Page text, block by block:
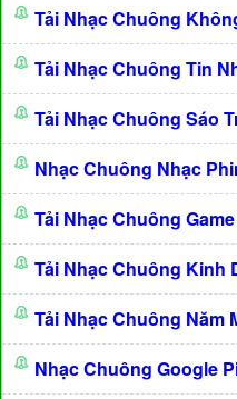
Tải Nhạc Chuông
Tải Nhạc Chuông Tin
Tải Nhạc Chuông Sáo
Nhạc Chuông Nhạc
Tải Nhạc Chuông
Tải Nhạc Chuông Kinh
Tải Nhạc Chuông Năm
Nhạc Chuông Google